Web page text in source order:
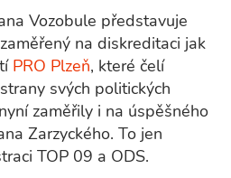
Vozobule představuje
na diskreditaci jak
PRO Plzeň, které čelí
svých politických
zaměřily i na úspěšného
Zarzyckého. To jen
TOP 09 a ODS.